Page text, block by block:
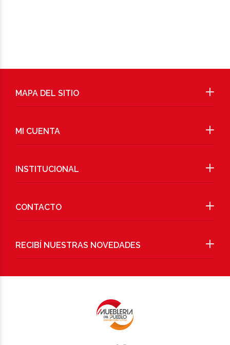
RECIBÍ NUESTRAS NOVEDADES
MAPA DEL SITIO
MI CUENTA
INSTITUCIONAL
CONTACTO